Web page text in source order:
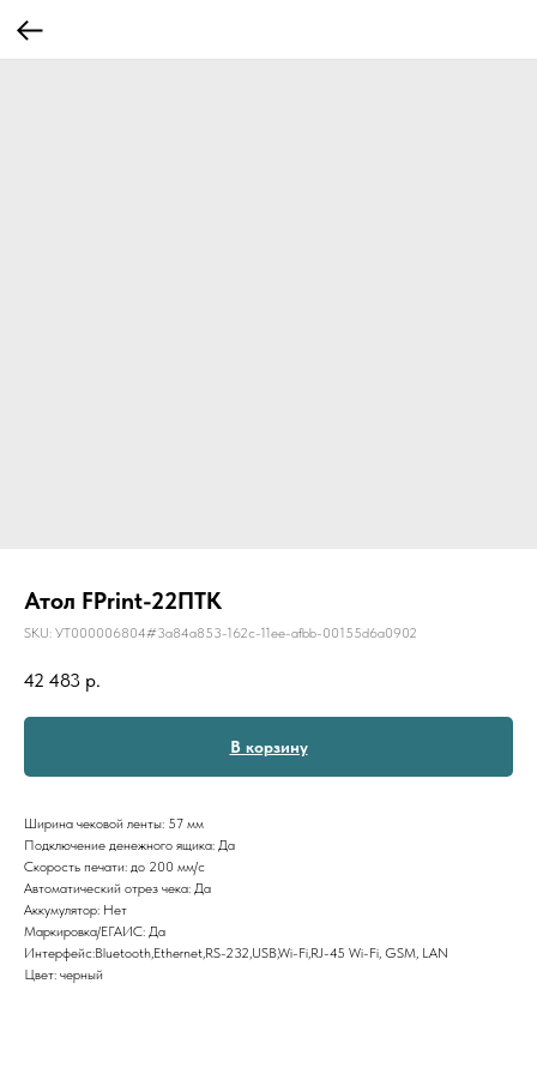
Атол FPrint-22ПТК
SKU: УТ000006804#3a84a853-162c-11ee-afbb-00155d6a0902
42 483 р.
В корзину
Ширина чековой ленты: 57 мм
Подключение денежного ящика: Да
Скорость печати: до 200 мм/с
Автоматический отрез чека: Да
Аккумулятор: Нет
Маркировка/ЕГАИС: Да
Интерфейс:Bluetooth,Ethernet,RS-232,USB,Wi-Fi,RJ-45 Wi-Fi, GSM, LAN
Цвет: черный